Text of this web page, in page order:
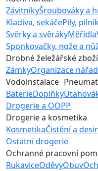
ZávitníkyŠroubováky a
Kladiva, sekáčePily,
Svěrky a svěrákyMěřidla
Sponkovačky, nože a
Drobné želežářské zboží
ZámkyOrganizace
Vodoinstalace
BaterieDoplňky
Drogerie a OOPP
Drogerie a kosmetika
KosmetikaČistění a
Ostatní drogerie
Ochranné pracovní
RukaviceOděvyObuv